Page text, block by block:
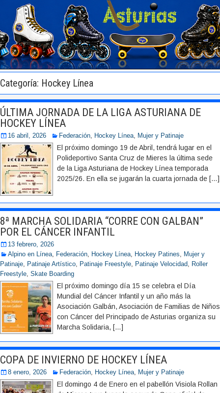
Categoría: Hockey Línea
ÚLTIMA JORNADA DE LA LIGA ASTURIANA DE
HOCKEY LÍNEA
16 abril, 2026 Federación, Hockey Línea, Mujer y Patinaje
El próximo domingo 19 de Abril, tendrá lugar en el
Polideportivo Santa Cruz de Mieres la última sede
de la Liga Asturiana de Hockey Línea temporada
2025/26. En ella se jugarán la cuarta jornada de […]
8ª MARCHA SOLIDARIA “CORRE CON GALBAN”
POR EL CÁNCER INFANTIL
13 febrero, 2026
Alpino en Línea, Federación, Hockey Línea, Hockey Patines, Mujer y
Patinaje, Patinaje Artístico, Patinaje Freestyle, Patinaje Velocidad, Roller
Freestyle, Skate Boarding
El próximo domingo día 15 se celebra el Día
Mundial del Cáncer Infantil y un año más la
Asociación Galbán, Asociación de Familias de Niños
con Cáncer del Principado de Asturias organiza su
Marcha Solidaria, […]
COPA DE INVIERNO DE HOCKEY LÍNEA
8 enero, 2026 Federación, Hockey Línea, Mujer y Patinaje
El domingo 4 de Enero en el pabellón Visiola Rollan